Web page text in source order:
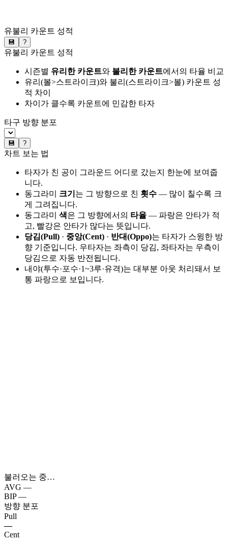
유불리 카운트 성적
💾 ?
유불리 카운트 성적
시즌별 유리한 카운트와 불리한 카운트에서의 타율 비교
유리(볼>스트라이크)와 불리(스트라이크>볼) 카운트 성
적 차이
차이가 클수록 카운트에 민감한 타자
타구 방향 분포
💾 ?
차트 보는 법
타자가 친 공이 그라운드 어디로 갔는지 한눈에 보여줍
니다.
동그라미 크기 는 그 방향으로 친 횟수 — 많이 칠수록 크
게 그려집니다.
동그라미 색은 그 방향에서의 타율 — 파랑은 안타가 적
고, 빨강은 안타가 많다는 뜻입니다.
당김(Pull) · 중앙(Cent) · 반대(Oppo)는 타자가 스윙한 방
향 기준입니다. 우타자는 좌측이 당김, 좌타자는 우측이
당김으로 자동 반전됩니다.
내야(투수·포수·1~3루·유격)는 대부분 아웃 처리돼서 보
통 파랑으로 보입니다.
불러오는 중…
AVG —
BIP —
방향 분포
Pull
—
Cent